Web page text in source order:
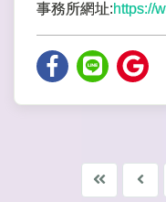
事務所網址:https://